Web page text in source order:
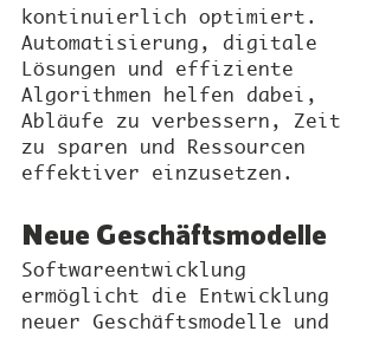
kontinuierlich optimiert.
Automatisierung, digitale
Lösungen und effiziente
Algorithmen helfen dabei,
Abläufe zu verbessern, Zeit
zu sparen und Ressourcen
effektiver einzusetzen.
Neue Geschäftsmodelle
Softwareentwicklung
ermöglicht die Entwicklung
neuer Geschäftsmodelle und